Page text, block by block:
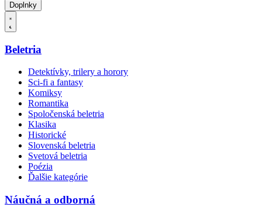
Doplnky
Beletria
Detektívky, trilery a horory
Sci-fi a fantasy
Komiksy
Romantika
Spoločenská beletria
Klasika
Historické
Slovenská beletria
Svetová beletria
Poézia
Ďalšie kategórie
Náučná a odborná